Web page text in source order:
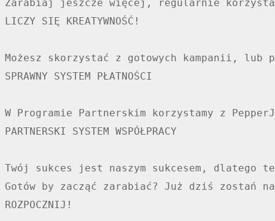
Zarabiaj jeszcze więcej, regularnie
LICZY SIĘ KREATYWNOŚĆ!
Możesz skorzystać z gotowych kampanii, lub
SPRAWNY SYSTEM PŁATNOŚCI
W Programie Partnerskim korzystamy z
PARTNERSKI SYSTEM WSPÓŁPRACY
Twój sukces jest naszym sukcesem,
Gotów by zacząć zarabiać? Już dziś zostań
ROZPOCZNIJ!